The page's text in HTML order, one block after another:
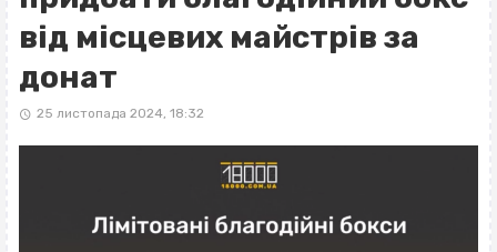
від місцевих майстрів за
донат
25 листопада 2024, 18:32